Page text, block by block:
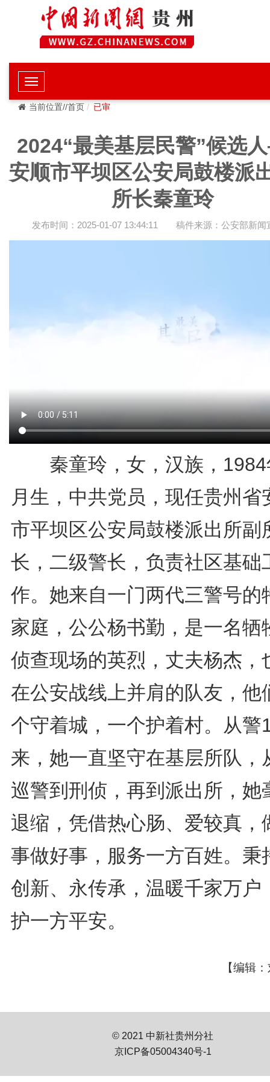
当前位置//首页 已审
2024“最美基层民警”候选
安顺市平坝区公安局鼓楼派
所长秦童玲
发布时间：2025-01-07 13:44:11 稿件来源：公安部新闻
秦童玲，女，汉族，1984
月生，中共党员，现任贵州省
市平坝区公安局鼓楼派出所副
长，二级警长，负责社区基础
作。她来自一门两代三警号的
家庭，公公杨书勤，是一名牺
侦查现场的英烈，丈夫杨杰，
在公安战线上并肩的队友，他
个守着城，一个护着村。从警
来，她一直坚守在基层所队，
巡警到刑侦，再到派出所，她
退缩，凭借热心肠、爱较真，
事做好事，服务一方百姓。秉
创新、永传承，温暖千家万户
护一方平安。
【编辑
© 2021 中新社贵州分社
京ICP备05004340号-1